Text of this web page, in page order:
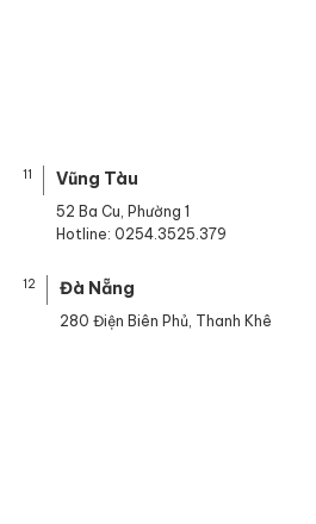
11 Vũng Tàu
52 Ba Cu, Phường 1
Hotline: 0254.3525.379
12 Đà Nẵng
280 Điện Biên Phủ, Thanh Khê